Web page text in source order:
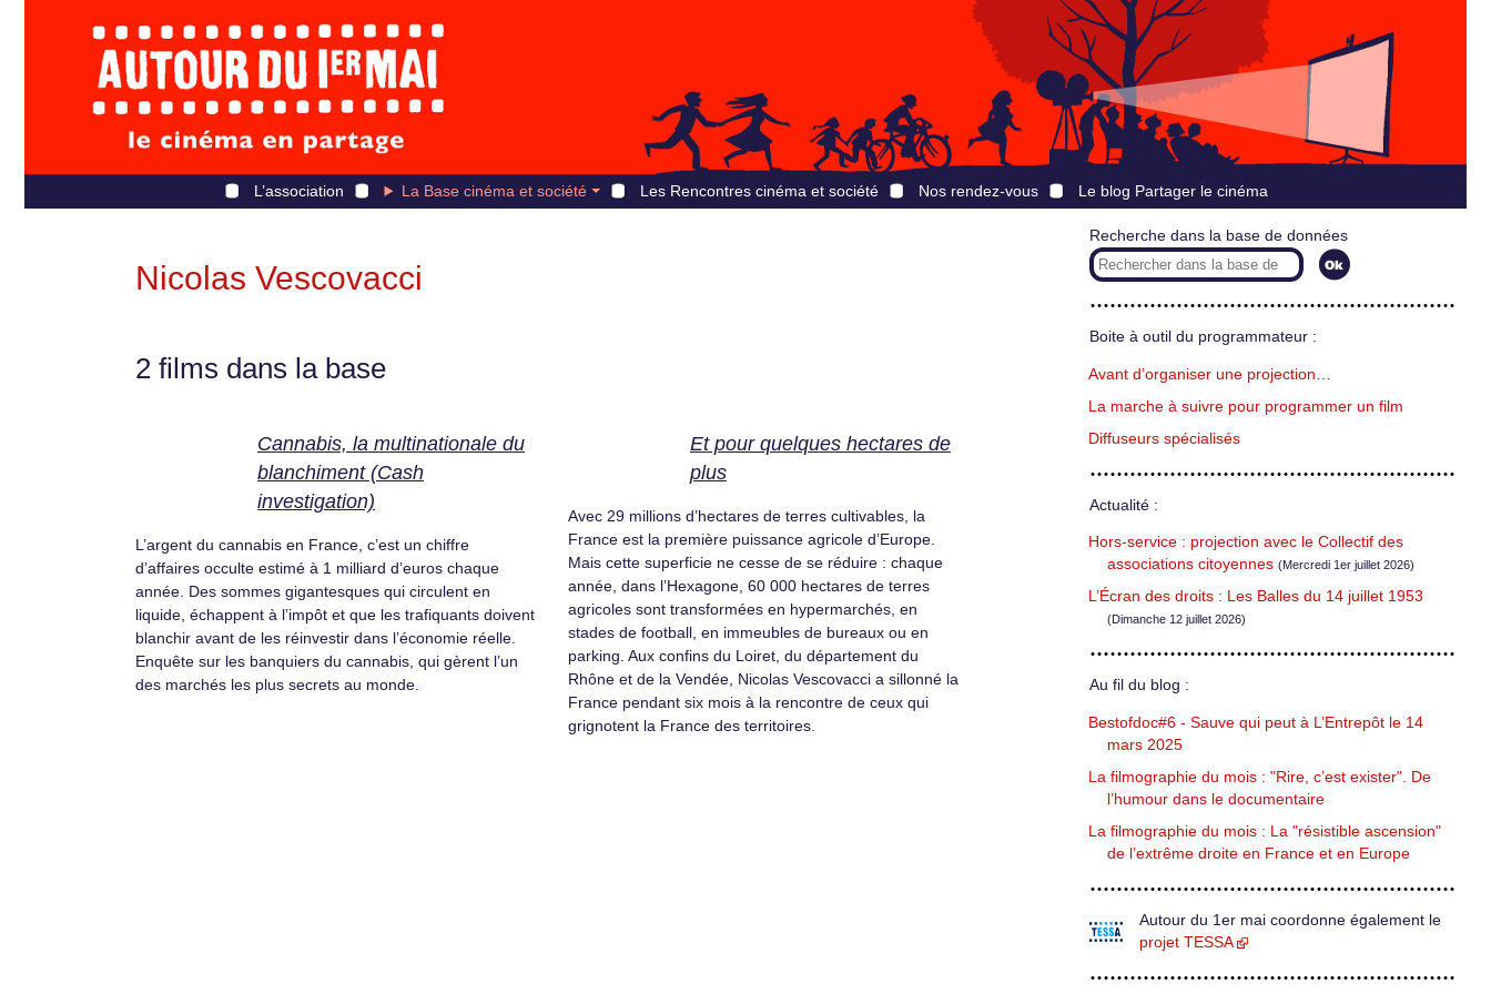
L’association La Base cinéma et société Les Rencontres cinéma et société Nos rendez-vous Le blog Partager le cinéma
Nicolas Vescovacci
2 films dans la base
Cannabis, la multinationale du
blanchiment (Cash
investigation)
L’argent du cannabis en France, c’est un chiffre
d’affaires occulte estimé à 1 milliard d’euros chaque
année. Des sommes gigantesques qui circulent en
liquide, échappent à l’impôt et que les trafiquants doivent
blanchir avant de les réinvestir dans l’économie réelle.
Enquête sur les banquiers du cannabis, qui gèrent l’un
des marchés les plus secrets au monde.
Et pour quelques hectares de
plus
Avec 29 millions d’hectares de terres cultivables, la
France est la première puissance agricole d’Europe.
Mais cette superficie ne cesse de se réduire : chaque
année, dans l’Hexagone, 60 000 hectares de terres
agricoles sont transformées en hypermarchés, en
stades de football, en immeubles de bureaux ou en
parking. Aux confins du Loiret, du département du
Rhône et de la Vendée, Nicolas Vescovacci a sillonné la
France pendant six mois à la rencontre de ceux qui
grignotent la France des territoires.
Recherche dans la base de données
Boite à outil du programmateur :
Avant d’organiser une projection…
La marche à suivre pour programmer un film
Diffuseurs spécialisés
Actualité :
Hors-service : projection avec le Collectif des
associations citoyennes (Mercredi 1er juillet 2026)
L’Écran des droits : Les Balles du 14 juillet 1953
(Dimanche 12 juillet 2026)
Au fil du blog :
Bestofdoc#6 - Sauve qui peut à L’Entrepôt le 14
mars 2025
La filmographie du mois : "Rire, c’est exister". De
l’humour dans le documentaire
La filmographie du mois : La "résistible ascension"
de l’extrême droite en France et en Europe
Autour du 1er mai coordonne également le
projet TESSA